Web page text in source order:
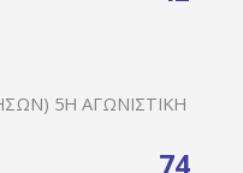
5Η ΑΓΩΝΙΣΤΙΚΉ
74